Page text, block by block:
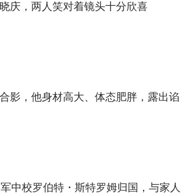
庆，两人笑对着镜头十分欣喜
影，他身材高大、体态肥胖，露出谄
中校罗伯特・斯特罗姆归国，与家人